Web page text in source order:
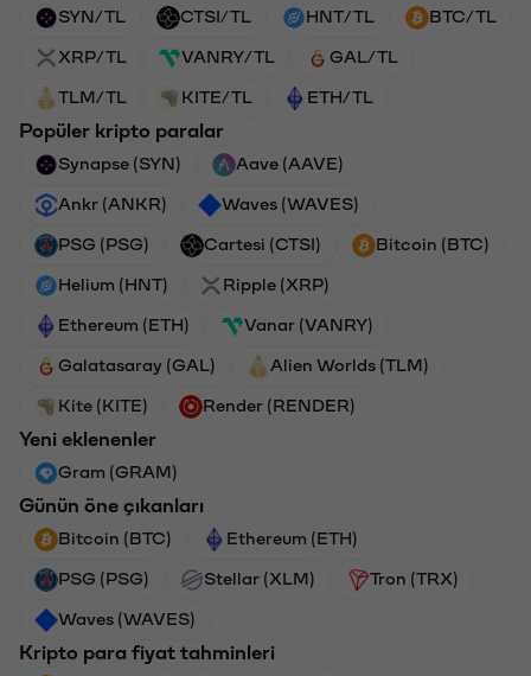
SYN/TL CTSI/TL HNT/TL BTC/TL
XRP/TL VANRY/TL GAL/TL
TLM/TL KITE/TL ETH/TL
Popüler kripto paralar
Synapse (SYN) Aave (AAVE)
Ankr (ANKR) Waves (WAVES)
PSG (PSG) Cartesi (CTSI) Bitcoin (BTC)
Helium (HNT) Ripple (XRP)
Ethereum (ETH) Vanar (VANRY)
Galatasaray (GAL) Alien Worlds (TLM)
Kite (KITE) Render (RENDER)
Yeni eklenenler
Gram (GRAM)
Günün öne çıkanları
Bitcoin (BTC) Ethereum (ETH)
PSG (PSG) Stellar (XLM) Tron (TRX)
Waves (WAVES)
Kripto para fiyat tahminleri